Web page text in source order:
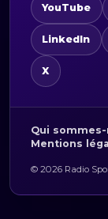
YouTube
LinkedIn
X
Qui sommes-
Mentions
© 2026 Radio